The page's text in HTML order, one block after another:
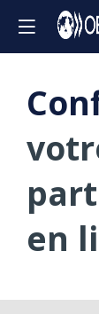
en